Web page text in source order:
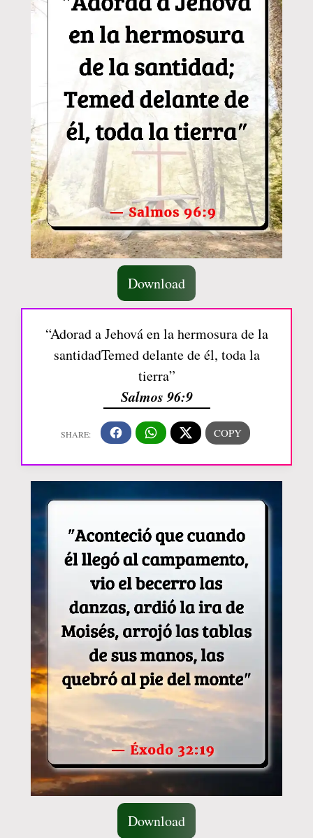
Download
“Adorad a Jehová en la hermosura de la
santidadTemed delante de él, toda la
tierra”
Salmos 96:9
Download